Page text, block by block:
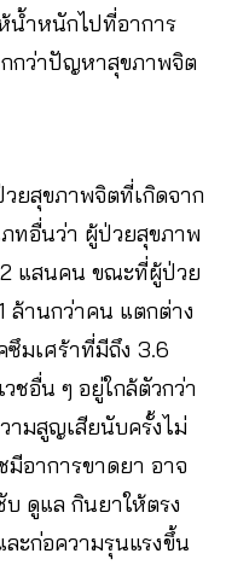
น้ำหนักไปที่อาการ
กว่าปัญหาสุขภาพจิต
ยสุขภาพจิตที่เกิดจาก
ทอื่นว่า ผู้ป่วยสุขภาพ
แสนคน ขณะที่ผู้ป่วย
ล้านกว่าคน แตกต่าง
ซึมเศร้าที่มีถึง 3.6
อื่น ๆ อยู่ใกล้ตัวกว่า
ามสูญเสียนับครั้งไม่
มีอาการขาดยา อาจ
ดูแล กินยาให้ตรง
ะก่อความรุนแรงขึ้น